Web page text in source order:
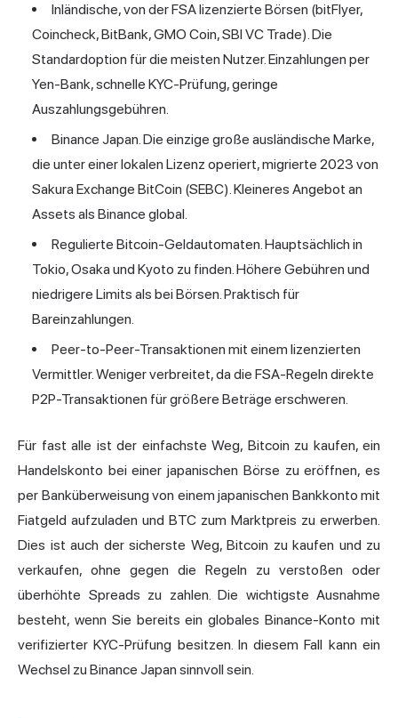
Inländische, von der FSA lizenzierte Börsen (bitFlyer,
Coincheck, BitBank, GMO Coin, SBI VC Trade). Die
Standardoption für die meisten Nutzer. Einzahlungen per
Yen-Bank, schnelle KYC-Prüfung, geringe
Auszahlungsgebühren.
Binance Japan. Die einzige große ausländische Marke,
die unter einer lokalen Lizenz operiert, migrierte 2023 von
Sakura Exchange BitCoin (SEBC). Kleineres Angebot an
Assets als Binance global.
Regulierte Bitcoin-Geldautomaten. Hauptsächlich in
Tokio, Osaka und Kyoto zu finden. Höhere Gebühren und
niedrigere Limits als bei Börsen. Praktisch für
Bareinzahlungen.
Peer-to-Peer-Transaktionen mit einem lizenzierten
Vermittler. Weniger verbreitet, da die FSA-Regeln direkte
P2P-Transaktionen für größere Beträge erschweren.
Für fast alle ist der einfachste Weg, Bitcoin zu kaufen, ein
Handelskonto bei einer japanischen Börse zu eröffnen, es
per Banküberweisung von einem japanischen Bankkonto mit
Fiatgeld aufzuladen und BTC zum Marktpreis zu erwerben.
Dies ist auch der sicherste Weg, Bitcoin zu kaufen und zu
verkaufen, ohne gegen die Regeln zu verstoßen oder
überhöhte Spreads zu zahlen. Die wichtigste Ausnahme
besteht, wenn Sie bereits ein globales Binance-Konto mit
verifizierter KYC-Prüfung besitzen. In diesem Fall kann ein
Wechsel zu Binance Japan sinnvoll sein.